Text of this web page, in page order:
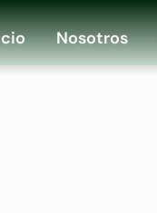
Nosotros